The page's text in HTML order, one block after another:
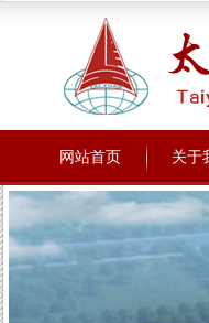
网站首页 关于